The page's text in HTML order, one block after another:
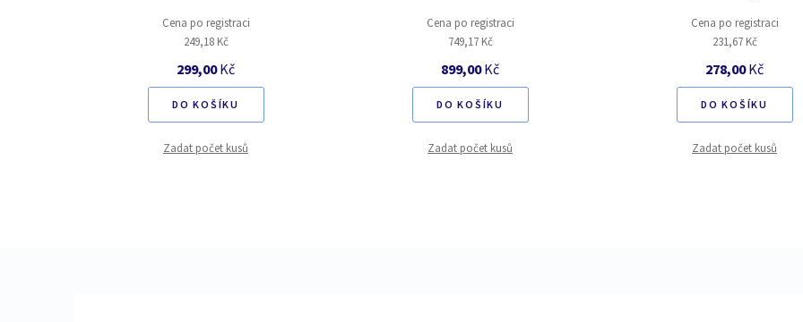
Cena po registraci
249,18 Kč
299,00Kč
DO KOŠÍKU
Zadat počet kusů
Cena po registraci
749,17 Kč
899,00Kč
DO KOŠÍKU
Zadat počet kusů
Cena po registraci
231,67 Kč
278,00Kč
DO KOŠÍKU
Zadat počet kusů